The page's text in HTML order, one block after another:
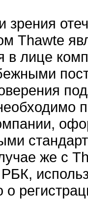
зрения
Thawte
в лице
же с
о